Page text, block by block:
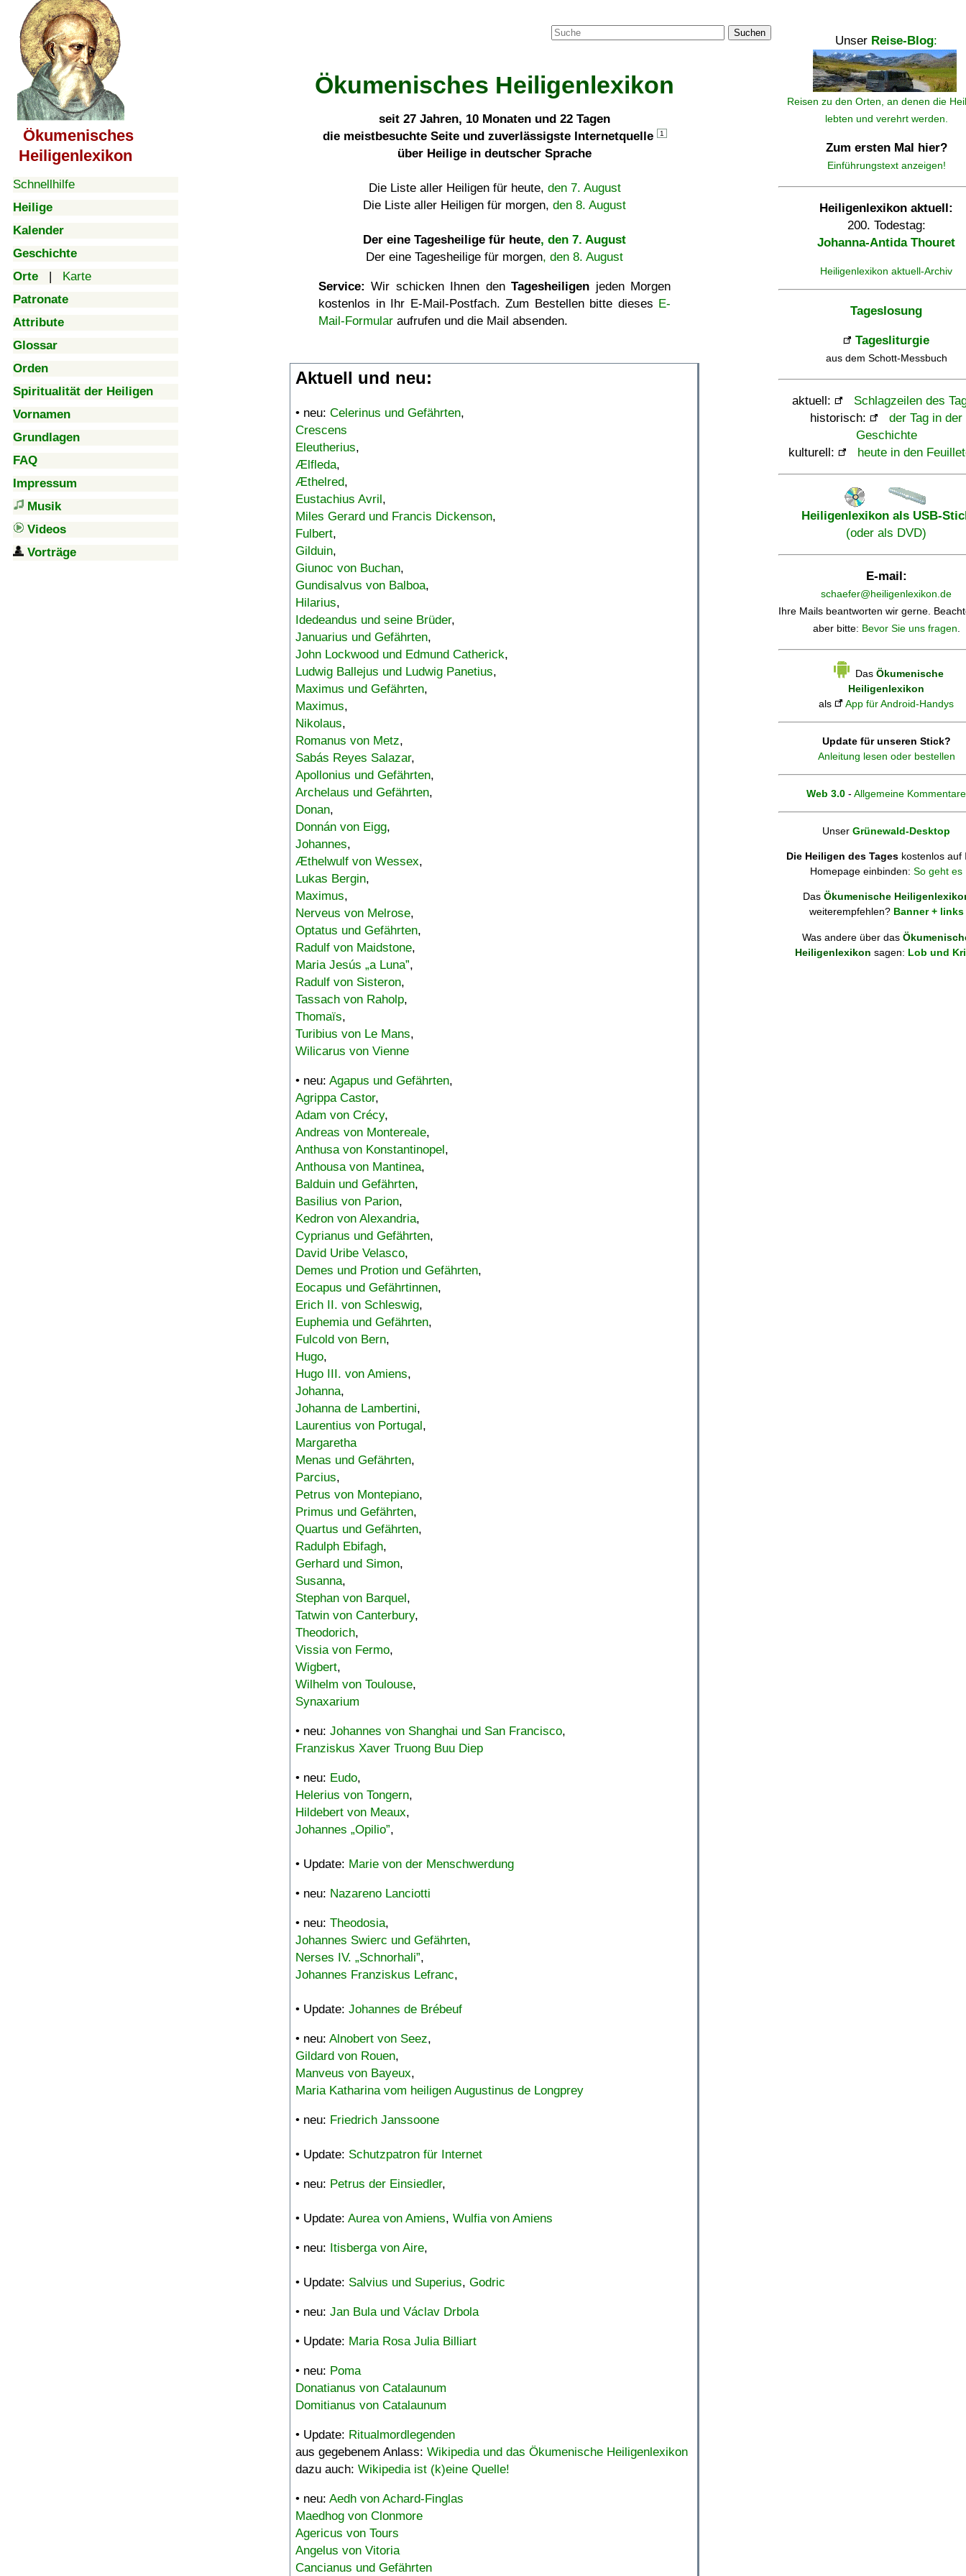
Ökumenisches
Heiligenlexikon
Schnellhilfe
Heilige
Kalender
Geschichte
Orte | Karte
Patronate
Attribute
Glossar
Orden
Spiritualität der Heiligen
Vornamen
Grundlagen
FAQ
Impressum
Musik
Videos
Vorträge
Suchen
Ökumenisches Heiligenlexikon
seit 27 Jahren, 10 Monaten und 22 Tagen
die meistbesuchte Seite und zuverlässigste Internetquelle
1
über Heilige in deutscher Sprache
Die Liste aller Heiligen für heute, den 7. August
Die Liste aller Heiligen für morgen, den 8. August
Der eine Tagesheilige für heute, den 7. August
Der eine Tagesheilige für morgen, den 8. August
Service: Wir schicken Ihnen denTagesheiligen jeden Morgen
kostenlos in Ihr E-Mail-Postfach. Zum Bestellen bitte dieses E-
Mail-Formular aufrufen und die Mail absenden.
Aktuell und neu:
• neu: Celerinus und Gefährten,
Crescens
Eleutherius,
Ælfleda,
Æthelred,
Eustachius Avril,
Miles Gerard und Francis Dickenson,
Fulbert,
Gilduin,
Giunoc von Buchan,
Gundisalvus von Balboa,
Hilarius,
Idedeandus und seine Brüder,
Januarius und Gefährten,
John Lockwood und Edmund Catherick,
Ludwig Ballejus und Ludwig Panetius,
Maximus und Gefährten,
Maximus,
Nikolaus,
Romanus von Metz,
Sabás Reyes Salazar,
Apollonius und Gefährten,
Archelaus und Gefährten,
Donan,
Donnán von Eigg,
Johannes,
Æthelwulf von Wessex,
Lukas Bergin,
Maximus,
Nerveus von Melrose,
Optatus und Gefährten,
Radulf von Maidstone,
Maria Jesús „a Luna”,
Radulf von Sisteron,
Tassach von Raholp,
Thomaïs,
Turibius von Le Mans,
Wilicarus von Vienne
• neu: Agapus und Gefährten,
Agrippa Castor,
Adam von Crécy,
Andreas von Montereale,
Anthusa von Konstantinopel,
Anthousa von Mantinea,
Balduin und Gefährten,
Basilius von Parion,
Kedron von Alexandria,
Cyprianus und Gefährten,
David Uribe Velasco,
Demes und Protion und Gefährten,
Eocapus und Gefährtinnen,
Erich II. von Schleswig,
Euphemia und Gefährten,
Fulcold von Bern,
Hugo,
Hugo III. von Amiens,
Johanna,
Johanna de Lambertini,
Laurentius von Portugal,
Margaretha
Menas und Gefährten,
Parcius,
Petrus von Montepiano,
Primus und Gefährten,
Quartus und Gefährten,
Radulph Ebifagh,
Gerhard und Simon,
Susanna,
Stephan von Barquel,
Tatwin von Canterbury,
Theodorich,
Vissia von Fermo,
Wigbert,
Wilhelm von Toulouse,
Synaxarium
• neu: Johannes von Shanghai und San Francisco,
Franziskus Xaver Truong Buu Diep
• neu: Eudo,
Helerius von Tongern,
Hildebert von Meaux,
Johannes „Opilio”,
• Update: Marie von der Menschwerdung
• neu: Nazareno Lanciotti
• neu: Theodosia,
Johannes Swierc und Gefährten,
Nerses IV. „Schnorhali”,
Johannes Franziskus Lefranc,
• Update: Johannes de Brébeuf
• neu: Alnobert von Seez,
Gildard von Rouen,
Manveus von Bayeux,
Maria Katharina vom heiligen Augustinus de Longprey
• neu: Friedrich Janssoone
• Update: Schutzpatron für Internet
• neu: Petrus der Einsiedler,
• Update: Aurea von Amiens, Wulfia von Amiens
• neu: Itisberga von Aire,
• Update: Salvius und Superius, Godric
• neu: Jan Bula und Václav Drbola
• Update: Maria Rosa Julia Billiart
• neu: Poma
Donatianus von Catalaunum
Domitianus von Catalaunum
• Update: Ritualmordlegenden
aus gegebenem Anlass: Wikipedia und das Ökumenische Heiligenlexikon
dazu auch: Wikipedia ist (k)eine Quelle!
• neu: Aedh von Achard-Finglas
Maedhog von Clonmore
Agericus von Tours
Angelus von Vitoria
Cancianus und Gefährten
Unser Reise-Blog:
Reisen zu den Orten, an denen die
lebten und verehrt werden.
Zum ersten Mal hier?
Einführungstext anzeigen!
Heiligenlexikon aktuell:
200. Todestag:
Johanna-Antida Thouret
Heiligenlexikon aktuell-Archiv
Tageslosung
Tagesliturgie
aus dem Schott-Messbuch
aktuell:
Schlagzeilen des
historisch:
der Tag in der
Geschichte
kulturell:
heute in den
Heiligenlexikon als USB-
(oder als DVD)
E-mail:
schaefer@heiligenlexikon.de
Ihre Mails beantworten wir gerne.
aber bitte: Bevor Sie uns fragen.
Das Ökumenische
Heiligenlexikon
als
App für Android-Handys
Update für unseren Stick?
Anleitung lesen oder bestellen
Web 3.0 - Allgemeine Kommentare
Unser Grünewald-Desktop
Die Heiligen des Tages kostenlos auf
Homepage einbinden: So geht es
Das Ökumenische
weiterempfehlen? Banner + links
Was andere über das
Heiligenlexikon sagen: Lob und